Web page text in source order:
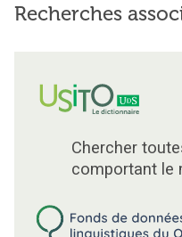
Recherches
Chercher
comportant le